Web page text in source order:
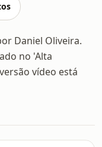
Daniel Oliveira.
no 'Alta
vídeo está